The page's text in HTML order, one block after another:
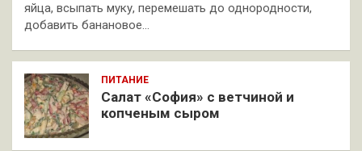
яйца, всыпать муку, перемешать до однородности,
добавить банановое…
ПИТАНИЕ
Салат «София» с ветчиной и
копченым сыром